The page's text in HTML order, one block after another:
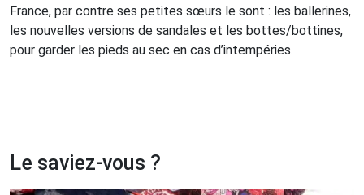
France, par contre ses petites sœurs le sont : les ballerines,
les nouvelles versions de sandales et les bottes/bottines,
pour garder les pieds au sec en cas d’intempéries.
Le saviez-vous ?